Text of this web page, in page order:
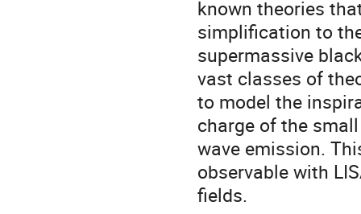
known theories
simplification to
supermassive
vast classes of
to model the
charge of the
wave emission.
observable with
fields.